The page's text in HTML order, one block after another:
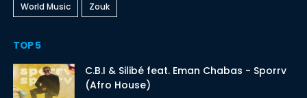
World Music Zouk
TOP 5
C.B.I & Silibé feat. Eman Chabas - Sporrv
(Afro House)